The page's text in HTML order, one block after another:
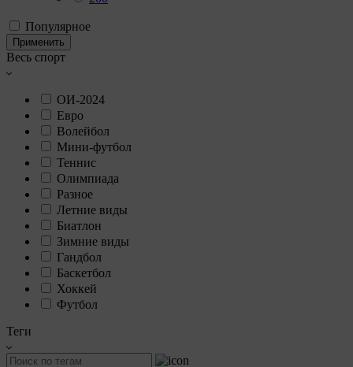
Популярное
Применить
Весь спорт
ОИ-2024
Евро
Волейбол
Мини-футбол
Теннис
Олимпиада
Разное
Летние виды
Биатлон
Зимние виды
Гандбол
Баскетбол
Хоккей
Футбол
Теги